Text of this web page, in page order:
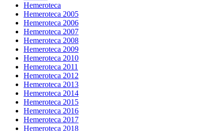
Hemeroteca
Hemeroteca 2005
Hemeroteca 2006
Hemeroteca 2007
Hemeroteca 2008
Hemeroteca 2009
Hemeroteca 2010
Hemeroteca 2011
Hemeroteca 2012
Hemeroteca 2013
Hemeroteca 2014
Hemeroteca 2015
Hemeroteca 2016
Hemeroteca 2017
Hemeroteca 2018